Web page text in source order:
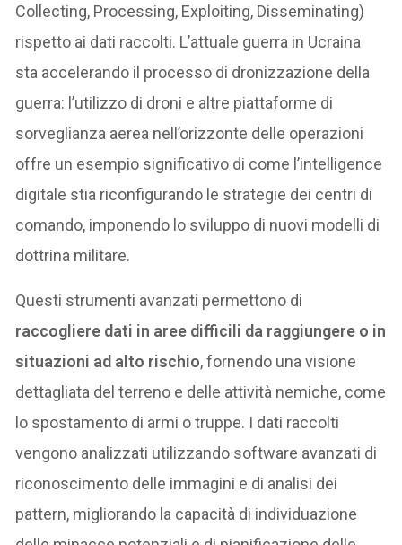
Collecting, Processing, Exploiting, Disseminating)
rispetto ai dati raccolti. L’attuale guerra in Ucraina
sta accelerando il processo di dronizzazione della
guerra: l’utilizzo di droni e altre piattaforme di
sorveglianza aerea nell’orizzonte delle operazioni
offre un esempio significativo di come l’intelligence
digitale stia riconfigurando le strategie dei centri di
comando, imponendo lo sviluppo di nuovi modelli di
dottrina militare.
Questi strumenti avanzati permettono di
raccogliere dati in aree difficili da raggiungere o in
situazioni ad alto rischio, fornendo una visione
dettagliata del terreno e delle attività nemiche, come
lo spostamento di armi o truppe. I dati raccolti
vengono analizzati utilizzando software avanzati di
riconoscimento delle immagini e di analisi dei
pattern, migliorando la capacità di individuazione